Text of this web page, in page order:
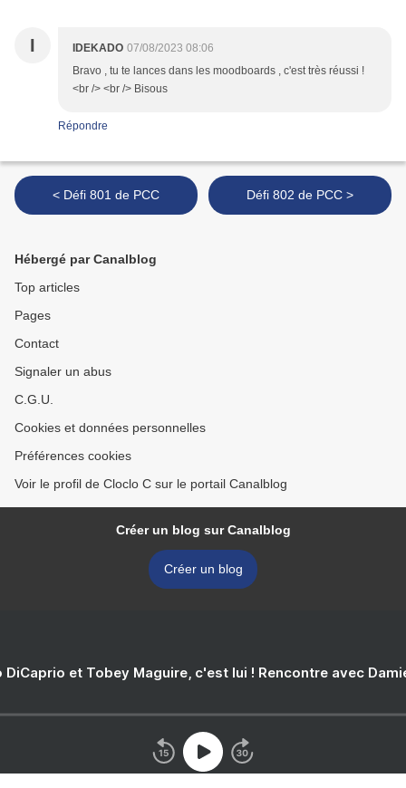
I IDEKADO 07/08/2023 08:06
Bravo , tu te lances dans les moodboards , c'est très réussi !
<br /> <br /> Bisous
Répondre
< Défi 801 de PCC Défi 802 de PCC >
Hébergé par Canalblog
Top articles
Pages
Contact
Signaler un abus
C.G.U.
Cookies et données personnelles
Préférences cookies
Voir le profil de Cloclo C sur le portail Canalblog
Créer un blog sur Canalblog
Créer un blog
DiCaprio et Tobey Maguire, c'est lui ! Rencontre avec